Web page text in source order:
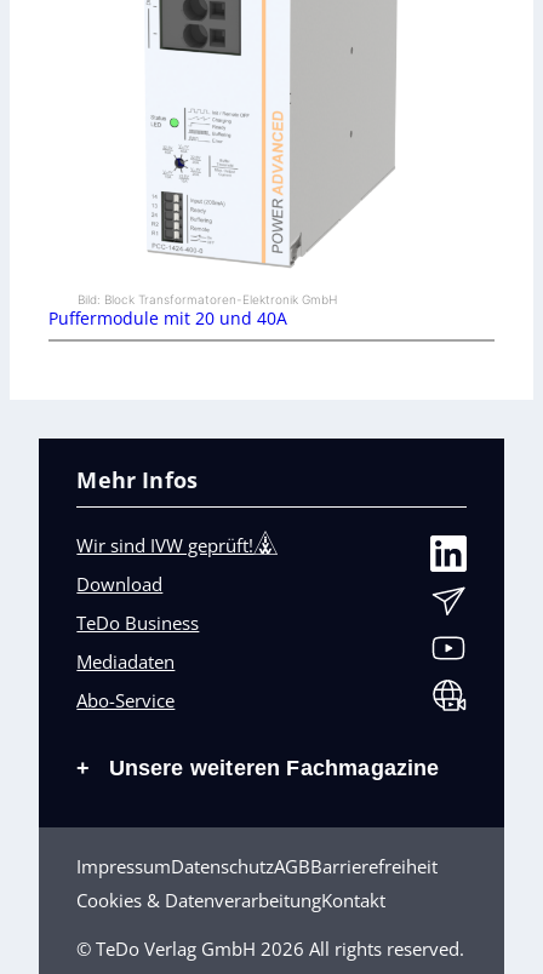
Bild: Block Transformatoren-Elektronik GmbH
Puffermodule mit 20 und 40A
Mehr Infos
Wir sind IVW geprüft!
Download
TeDo Business
Mediadaten
Abo-Service
+ Unsere weiteren Fachmagazine
ImpressumDatenschutzAGBBarrierefreiheit
Cookies & DatenverarbeitungKontakt
© TeDo Verlag GmbH 2026 All rights reserved.